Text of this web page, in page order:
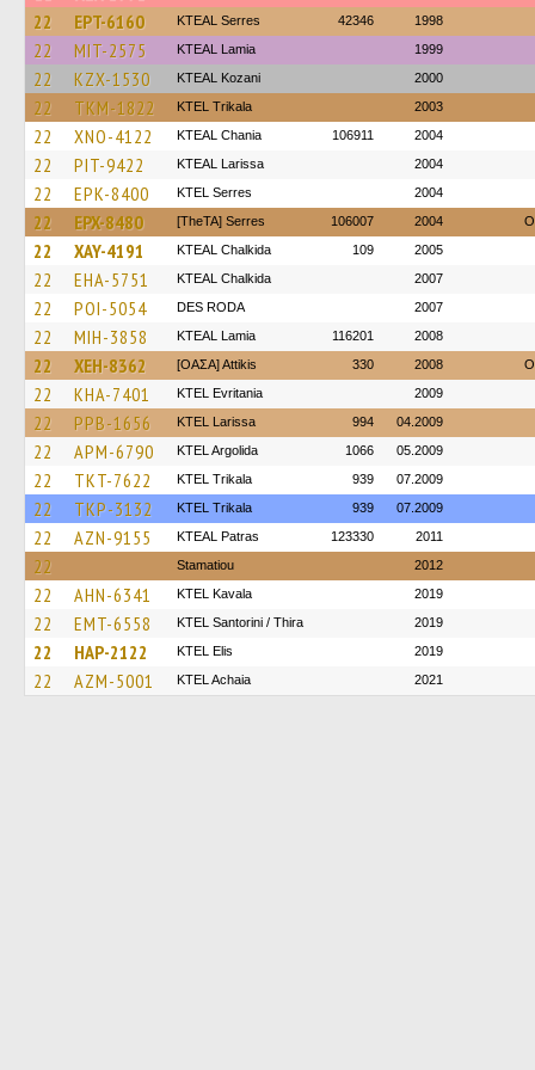
22
EPT-6160 KTEAL Serres 42346 1998
22 MIT-2575 KTEAL Lamia 1999
22 KZX-1530 KTEAL Kozani 2000
22 TKM-1822 ΚΤΕL Τrikala 2003
22 XNO-4122 KTEAL Chania 106911 2004
22 PIT-9422 KTEAL Larissa 2004
22 EPK-8400 KTEL Serres 2004
22 EPX-8480 [TheTA] Serres 106007 2004
22 XAY-4191 KTEAL Chalkida 109 2005
22 EHA-5751 KTEAL Chalkida 2007
22 POI-5054 DES RODA 2007
22 MIH-3858 KTEAL Lamia 116201 2008
22 XEH-8362 [ΟΑΣΑ] Αttikis 330 2008
22 KHA-7401 ΚΤΕL Evritania 2009
22 PPB-1656 KTEL Larissa 994 04.2009
22 APM-6790 KTEL Argolida 1066 05.2009
22 TKT-7622 ΚΤΕL Τrikala 939 07.2009
22 TKP-3132 ΚΤΕL Τrikala 939 07.2009
22 AZN-9155 KTEAL Patras 123330 2011
22 Stamatiou 2012
22 AHN-6341 KTEL Kavala 2019
22 EMT-6558 KTEL Santorini / Thira 2019
22 HAP-2122 KTEL Elis 2019
22 AZM-5001 KTEL Achaia 2021